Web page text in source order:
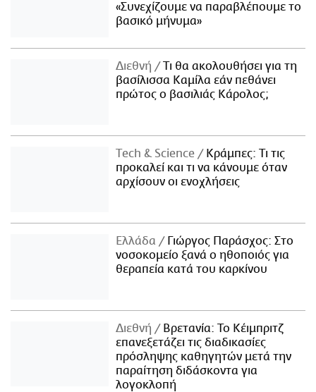
«Συνεχίζουμε να παραβλέπουμε το
βασικό μήνυμα»
Διεθνή
Τι θα ακολουθήσει για τη
βασίλισσα Καμίλα εάν πεθάνει
πρώτος ο βασιλιάς Κάρολος;
Τech & Science
Κράμπες: Τι τις
προκαλεί και τι να κάνουμε όταν
αρχίσουν οι ενοχλήσεις
Ελλάδα
Γιώργος Παράσχος: Στο
νοσοκομείο ξανά ο ηθοποιός για
θεραπεία κατά του καρκίνου
Διεθνή
Βρετανία: Το Κέιμπριτζ
επανεξετάζει τις διαδικασίες
πρόσληψης καθηγητών μετά την
παραίτηση διδάσκοντα για
λογοκλοπή